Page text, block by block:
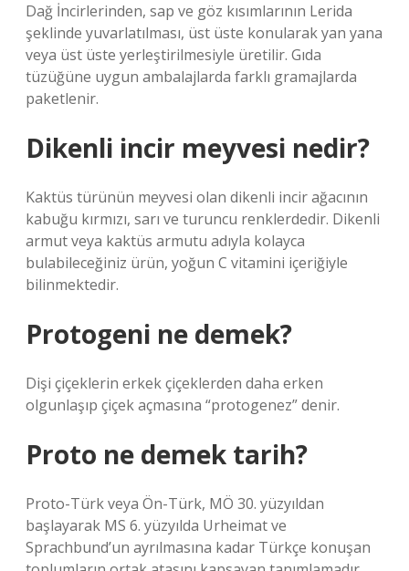
Dağ İncirlerinden, sap ve göz kısımlarının Lerida
şeklinde yuvarlatılması, üst üste konularak yan yana
veya üst üste yerleştirilmesiyle üretilir. Gıda
tüzüğüne uygun ambalajlarda farklı gramajlarda
paketlenir.
Dikenli incir meyvesi nedir?
Kaktüs türünün meyvesi olan dikenli incir ağacının
kabuğu kırmızı, sarı ve turuncu renklerdedir. Dikenli
armut veya kaktüs armutu adıyla kolayca
bulabileceğiniz ürün, yoğun C vitamini içeriğiyle
bilinmektedir.
Protogeni ne demek?
Dişi çiçeklerin erkek çiçeklerden daha erken
olgunlaşıp çiçek açmasına “protogenez” denir.
Proto ne demek tarih?
Proto-Türk veya Ön-Türk, MÖ 30. yüzyıldan
başlayarak MS 6. yüzyılda Urheimat ve
Sprachbund’un ayrılmasına kadar Türkçe konuşan